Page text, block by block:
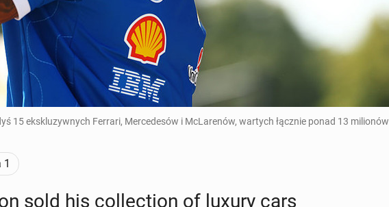
15 ekskluzywnych Ferrari, Mercedesów i McLarenów, wartych łącznie ponad 13 milionów
1
sold his col­lec­tion of luxury cars